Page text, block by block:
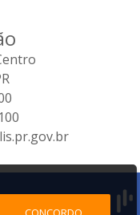
| Desenvolvido por: